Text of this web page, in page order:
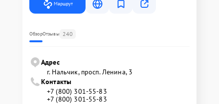
Маршрут
ОбзорОтзывы 240
Адрес
г. Нальчик, просп. Ленина, 3
Контакты
+7 (800) 301-55-83
+7 (800) 301-55-83